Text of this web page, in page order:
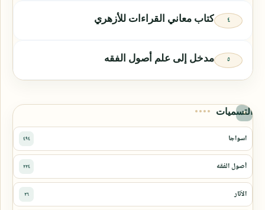
كتاب معاني القراءات للأزهري
مدخل إلى علم أصول الفقه
التسميات